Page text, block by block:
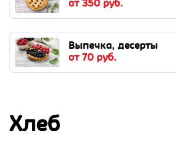
от 350 руб.
Выпечка, десерты
от 70 руб.
Хлеб